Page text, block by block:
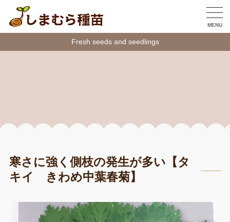
MENU
Fresh seeds and seedlings
寒さに強く側枝の発生が多い【タ
キイ きわめ中葉春菊】